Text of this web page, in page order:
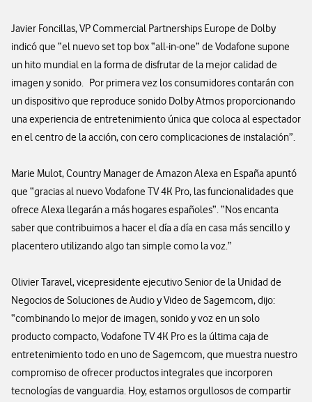
Javier Foncillas, VP Commercial Partnerships Europe de Dolby
indicó que “el nuevo set top box “all-in-one” de Vodafone supone
un hito mundial en la forma de disfrutar de la mejor calidad de
imagen y sonido. Por primera vez los consumidores contarán con
un dispositivo que reproduce sonido Dolby Atmos proporcionando
una experiencia de entretenimiento única que coloca al espectador
en el centro de la acción, con cero complicaciones de instalación”.
Marie Mulot, Country Manager de Amazon Alexa en España apuntó
que “gracias al nuevo Vodafone TV 4K Pro, las funcionalidades que
ofrece Alexa llegarán a más hogares españoles”. “Nos encanta
saber que contribuimos a hacer el día a día en casa más sencillo y
placentero utilizando algo tan simple como la voz.”
Olivier Taravel, vicepresidente ejecutivo Senior de la Unidad de
Negocios de Soluciones de Audio y Video de Sagemcom, dijo:
“combinando lo mejor de imagen, sonido y voz en un solo
producto compacto, Vodafone TV 4K Pro es la última caja de
entretenimiento todo en uno de Sagemcom, que muestra nuestro
compromiso de ofrecer productos integrales que incorporen
tecnologías de vanguardia. Hoy, estamos orgullosos de compartir